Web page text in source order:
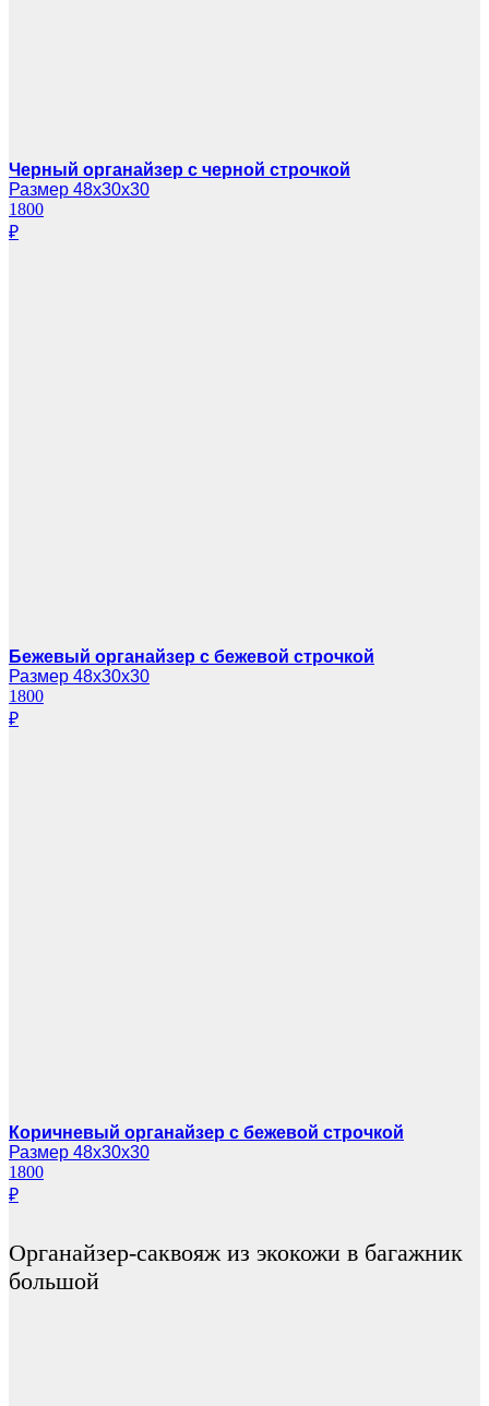
Черный органайзер с черной строчкой
Размер 48х30х30
1800
₽
Бежевый органайзер с бежевой строчкой
Размер 48х30х30
1800
₽
Коричневый органайзер с бежевой строчкой
Размер 48х30х30
1800
₽
Органайзер-саквояж из экокожи в багажник
большой